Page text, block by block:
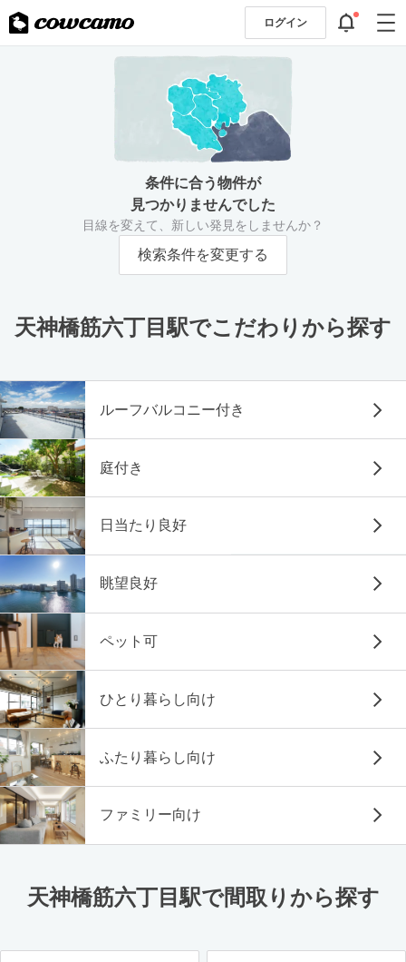
ログイン
条件に合う物件が
見つかりませんでした
目線を変えて、新しい発見をしませんか？
検索条件を変更する
天神橋筋六丁目駅でこだわりから探す
ルーフバルコニー付き
庭付き
日当たり良好
眺望良好
ペット可
ひとり暮らし向け
ふたり暮らし向け
ファミリー向け
天神橋筋六丁目駅で間取りから探す